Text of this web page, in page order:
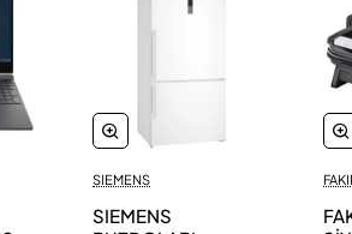
SIEMENS
SIEMENS